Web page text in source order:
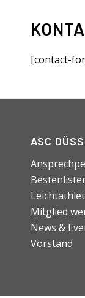
[contact-
ASC
Mitglied
News &
Vorstand